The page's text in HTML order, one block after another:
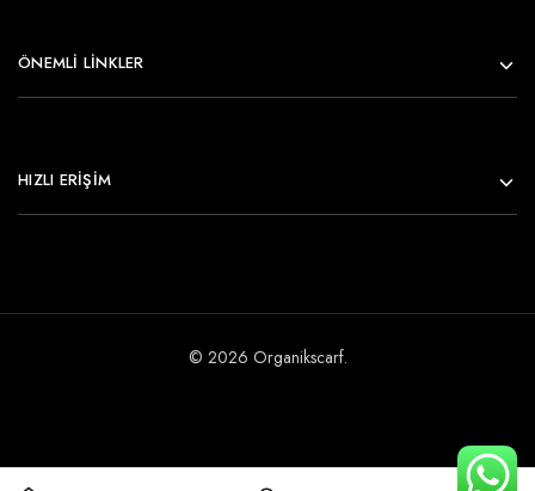
ÖNEMLI LINKLER
HIZLI ERİŞİM
© 2026 Organikscarf.